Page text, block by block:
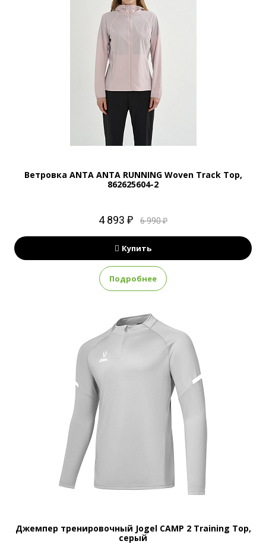
Ветровка ANTA ANTA RUNNING Woven Track Top,
862625604-2
4 893 ₽ 6 990 ₽
Купить
Подробнее
Джемпер тренировочный Jogel CAMP 2 Training Top,
серый